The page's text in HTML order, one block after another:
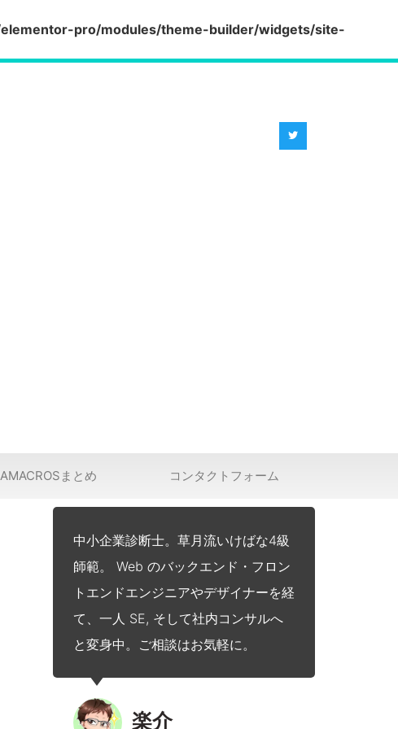
pro/modules/theme-builder/widgets/site-
まとめ コンタクトフォーム
中小企業診断士。草月流いけばな4級
師範。 Web のバックエンド・フロン
トエンドエンジニアやデザイナーを経
て、一人 SE, そして社内コンサルへ
と変身中。ご相談はお気軽に。
楽介